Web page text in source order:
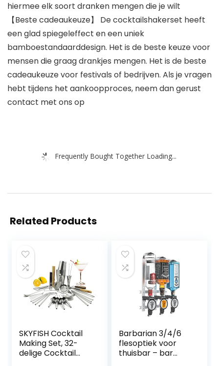
hiermee elk soort dranken mengen die je wilt
【Beste cadeaukeuze】 De cocktailshakerset heeft
een glad spiegeleffect en een uniek
bamboestandaarddesign. Het is de beste keuze voor
mensen die graag drankjes mengen. Het is de beste
cadeaukeuze voor festivals of bedrijven. Als je vragen
hebt tijdens het aankoopproces, neem dan gerust
contact met ons op
Frequently Bought Together Loading...
Related Products
SKYFISH Cocktail
Making Set, 32-
delige Cocktail
Barbarian 3/4/6
flesoptiek voor
thuisbar – bar